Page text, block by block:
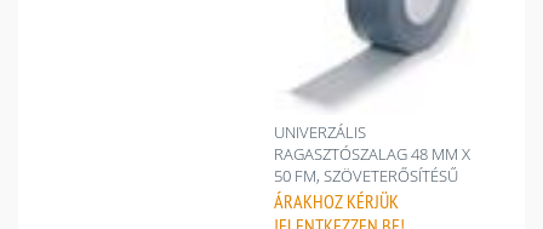
UNIVERZÁLIS
RAGASZTÓSZALAG 48 MM X
50 FM, SZÖVETERŐSÍTÉSŰ
ÁRAKHOZ KÉRJÜK